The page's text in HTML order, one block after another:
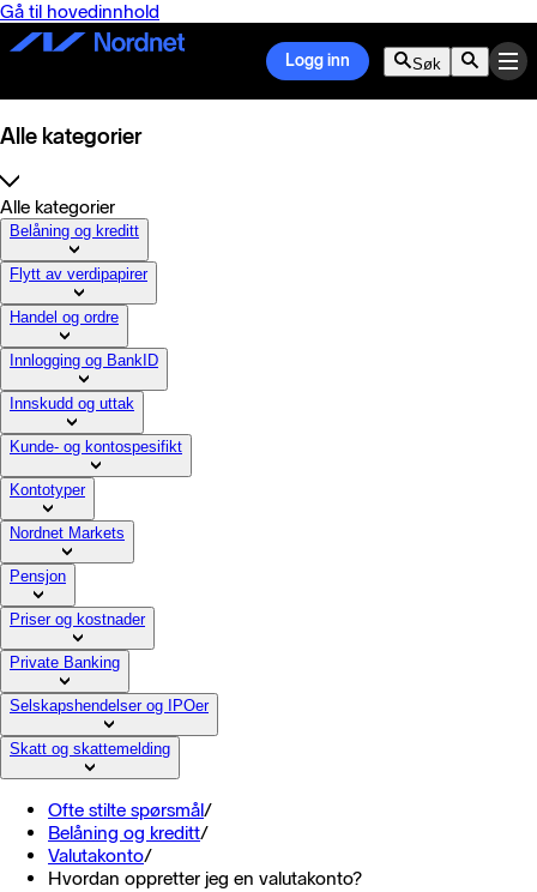
Gå til hovedinnhold
Logg inn Søk
Alle kategorier
Alle kategorier
Belåning og kreditt
Flytt av verdipapirer
Handel og ordre
Innlogging og BankID
Innskudd og uttak
Kunde- og kontospesifikt
Kontotyper
Nordnet Markets
Pensjon
Priser og kostnader
Private Banking
Selskapshendelser og IPOer
Skatt og skattemelding
Ofte stilte spørsmål/
Belåning og kreditt/
Valutakonto/
Hvordan oppretter jeg en valutakonto?